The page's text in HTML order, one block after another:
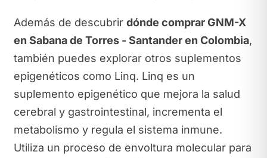
Además de descubrir dónde comprar GNM-X
en Sabana de Torres - Santander en Colombia,
también puedes explorar otros suplementos
epigenéticos como Linq. Linq es un
suplemento epigenético que mejora la salud
cerebral y gastrointestinal, incrementa el
metabolismo y regula el sistema inmune.
Utiliza un proceso de envoltura molecular para